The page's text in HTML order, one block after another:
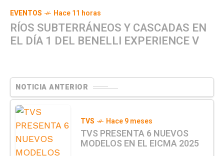
EVENTOS Hace 11 horas
RÍOS SUBTERRÁNEOS Y CASCADAS EN
EL DÍA 1 DEL BENELLI EXPERIENCE V
NOTICIA ANTERIOR
TVS Hace 9 meses
TVS PRESENTA 6 NUEVOS
MODELOS EN EL EICMA 2025